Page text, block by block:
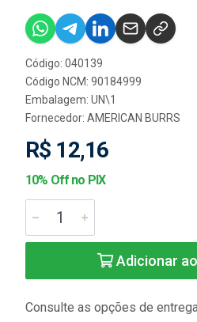
Código: 040139
Código NCM: 90184999
Embalagem: UN\1
Fornecedor: AMERICAN BURRS
R$ 12,16
10% Off no PIX
Adicionar
Consulte as opções de